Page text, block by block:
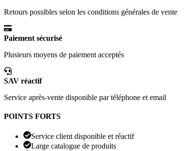
Retours possibles selon les conditions générales de vente
Paiement sécurisé
Plusieurs moyens de paiement acceptés
SAV réactif
Service après-vente disponible par téléphone et email
POINTS FORTS
Service client disponible et réactif
Large catalogue de produits